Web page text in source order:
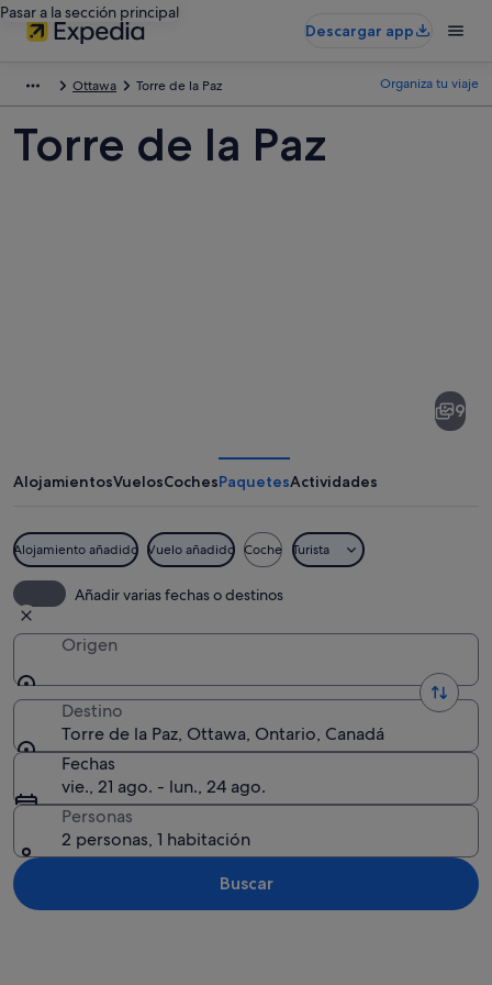
Pasar a la sección principal
Descargar app
Ottawa Torre de la Paz Organiza tu viaje
Torre de la Paz
Paz
9
AlojamientosVuelosCochesPaquetesActividades
Alojamiento añadido Vuelo añadido Coche Turista
Añadir varias fechas o destinos
Origen
Destino
Torre de la Paz, Ottawa, Ontario, Canadá
Fechas
vie., 21 ago. - lun., 24 ago.
Personas
2 personas, 1 habitación
Buscar